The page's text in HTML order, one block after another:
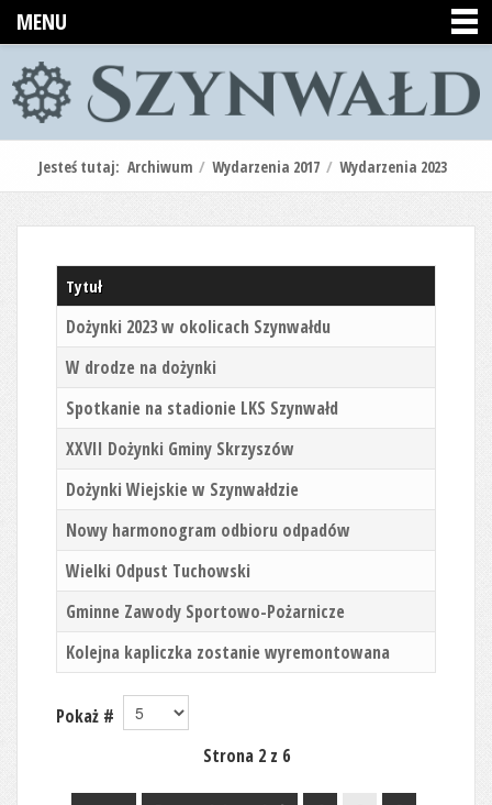
MENU
Jesteś tutaj: Archiwum / Wydarzenia 2017 / Wydarzenia 2023
Tytuł
Dożynki 2023 w okolicach Szynwałdu
W drodze na dożynki
Spotkanie na stadionie LKS Szynwałd
XXVII Dożynki Gminy Skrzyszów
Dożynki Wiejskie w Szynwałdzie
Nowy harmonogram odbioru odpadów
Wielki Odpust Tuchowski
Gminne Zawody Sportowo-Pożarnicze
Kolejna kapliczka zostanie wyremontowana
Pokaż #
Strona 2 z 6